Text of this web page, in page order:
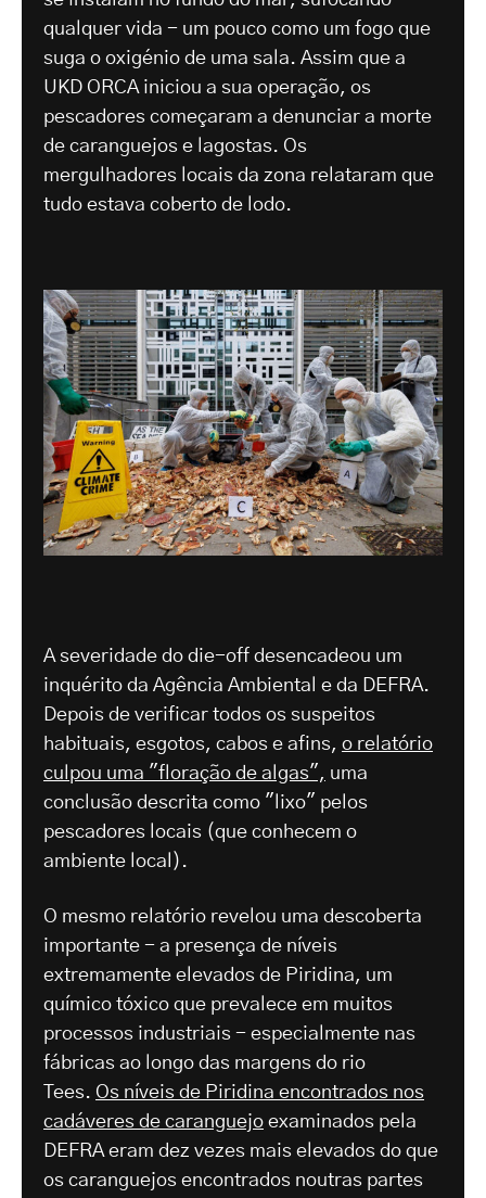
qualquer vida - um pouco como um fogo que
suga o oxigénio de uma sala. Assim que a
UKD ORCA iniciou a sua operação, os
pescadores começaram a denunciar a morte
de caranguejos e lagostas. Os
mergulhadores locais da zona relataram que
tudo estava coberto de lodo.
A severidade do die-off desencadeou um
inquérito da Agência Ambiental e da DEFRA.
Depois de verificar todos os suspeitos
habituais, esgotos, cabos e afins, o relatório
culpou uma "floração de algas", uma
conclusão descrita como "lixo" pelos
pescadores locais (que conhecem o
ambiente local).
O mesmo relatório revelou uma descoberta
importante - a presença de níveis
extremamente elevados de Piridina, um
químico tóxico que prevalece em muitos
processos industriais - especialmente nas
fábricas ao longo das margens do rio
Tees. Os níveis de Piridina encontrados nos
cadáveres de caranguejo examinados pela
DEFRA eram dez vezes mais elevados do que
os caranguejos encontrados noutras partes